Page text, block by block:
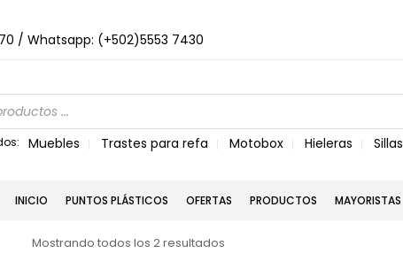
/ Whatsapp: (+502)5553 7430
Muebles Trastes para refa Motobox Hieleras Sillas
INICIO PUNTOS PLÁSTICOS OFERTAS PRODUCTOS MAYORISTAS
Mostrando todos los 2 resultados